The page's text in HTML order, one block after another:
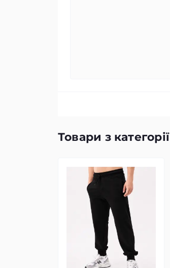
Товари з категорії